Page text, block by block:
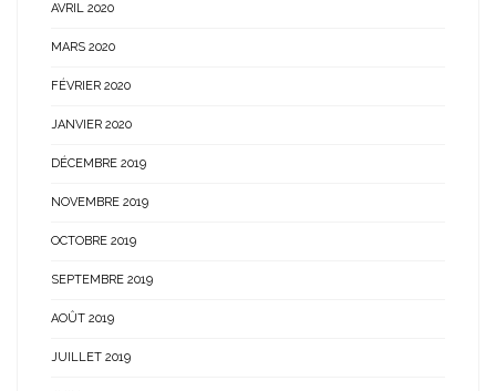
AVRIL 2020
MARS 2020
FÉVRIER 2020
JANVIER 2020
DÉCEMBRE 2019
NOVEMBRE 2019
OCTOBRE 2019
SEPTEMBRE 2019
AOÛT 2019
JUILLET 2019